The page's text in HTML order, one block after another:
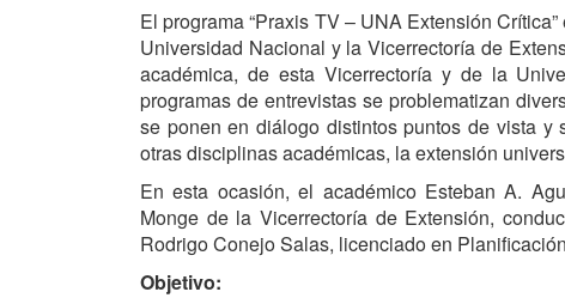
El programa “Praxis TV – UNA Extensión
Universidad Nacional y la Vicerrectoría de
académica, de esta Vicerrectoría y de la
programas de entrevistas se problematizan
se ponen en diálogo distintos puntos de vista y
otras disciplinas académicas, la extensión
En esta ocasión, el académico Esteban A.
Monge de la Vicerrectoría de Extensión,
Rodrigo Conejo Salas, licenciado en
Objetivo: